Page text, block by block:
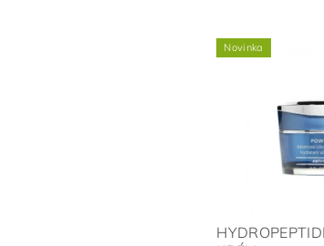
Novinka